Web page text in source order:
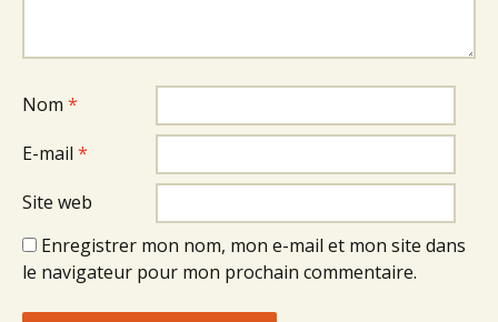
Nom *
E-mail *
Site web
Enregistrer mon nom, mon e-mail et mon site dans
le navigateur pour mon prochain commentaire.